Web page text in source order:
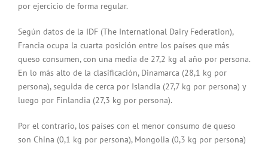
por ejercicio de forma regular.
Según datos de la IDF (The International Dairy Federation),
Francia ocupa la cuarta posición entre los países que más
queso consumen, con una media de 27,2 kg al año por persona.
En lo más alto de la clasificación, Dinamarca (28,1 kg por
persona), seguida de cerca por Islandia (27,7 kg por persona) y
luego por Finlandia (27,3 kg por persona).
Por el contrario, los países con el menor consumo de queso
son China (0,1 kg por persona), Mongolia (0,3 kg por persona)